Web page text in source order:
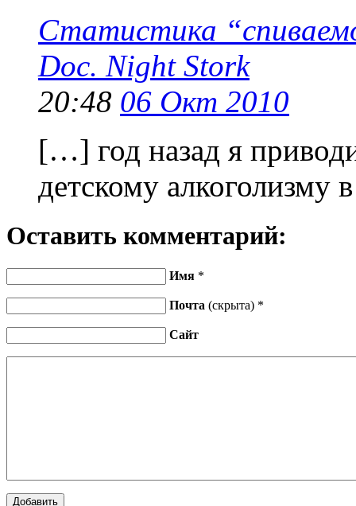
Статистика
Doc. Night Stork
20:48 06 Окт 2010
[…] год назад я
детскому
Оставить комментарий:
Имя *
Почта (скрыта) *
Сайт